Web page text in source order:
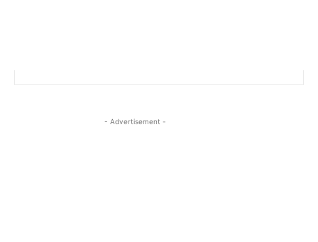
- Advertisement -